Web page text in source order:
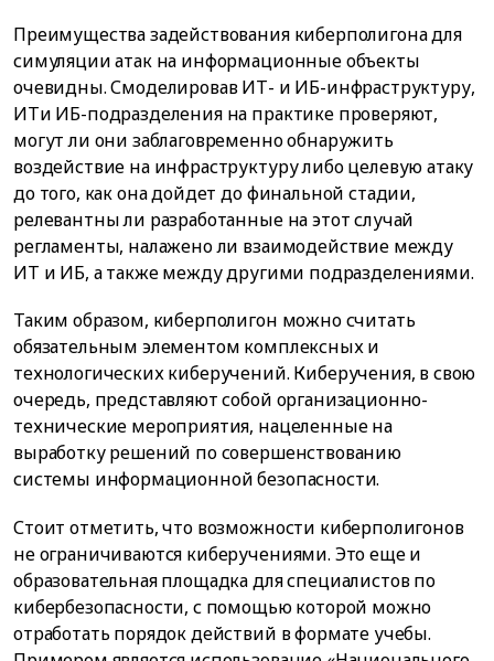
Преимущества задействования киберполигона для
симуляции атак на информационные объекты
очевидны. Смоделировав ИТ- и ИБ-инфраструктуру,
ИТи ИБ-подразделения на практике проверяют,
могут ли они заблаговременно обнаружить
воздействие на инфраструктуру либо целевую атаку
до того, как она дойдет до финальной стадии,
релевантны ли разработанные на этот случай
регламенты, налажено ли взаимодействие между
ИТ и ИБ, а также между другими подразделениями.
Таким образом, киберполигон можно считать
обязательным элементом комплексных и
технологических киберучений. Киберучения, в свою
очередь, представляют собой организационно-
технические мероприятия, нацеленные на
выработку решений по совершенствованию
системы информационной безопасности.
Стоит отметить, что возможности киберполигонов
не ограничиваются киберучениями. Это еще и
образовательная площадка для специалистов по
кибербезопасности, с помощью которой можно
отработать порядок действий в формате учебы.